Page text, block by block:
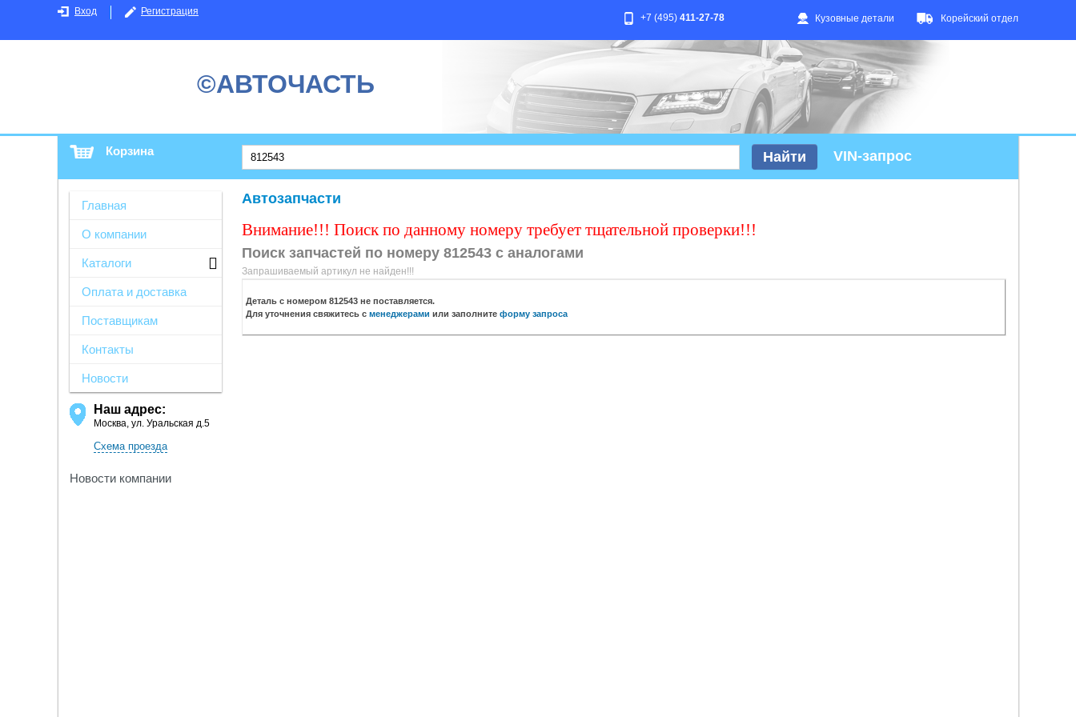
Вход Регистрация
Кузовные детали Корейский отдел
+7 (495) 411-27-78
©АВТОЧАСТЬ
Корзина VIN-запрос
Главная
О компании
Каталоги
Оплата и доставка
Поставщикам
Контакты
Новости
Наш адрес:
Москва, ул. Уральская д.5
Схема проезда
Новости компании
Автозапчасти
Внимание!!! Поиск по данному номеру требует тщательной проверки!!!
Поиск запчастей по номеру 812543 с аналогами
Запрашиваемый артикул не найден!!!
Деталь с номером 812543 не поставляется.
Для уточнения свяжитесь с менеджерами или заполните форму запроса